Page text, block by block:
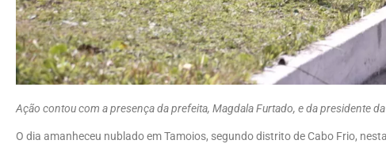
Ação contou com a presença da prefeita, Magdala Furtado, e da presidente
O dia amanheceu nublado em Tamoios, segundo distrito de Cabo Frio,